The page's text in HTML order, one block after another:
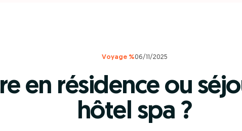
Voyage %06/11/2025
en résidence ou
hôtel spa ?